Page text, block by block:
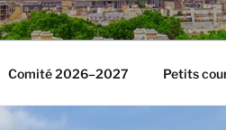
Comité 2026–2027 Petits